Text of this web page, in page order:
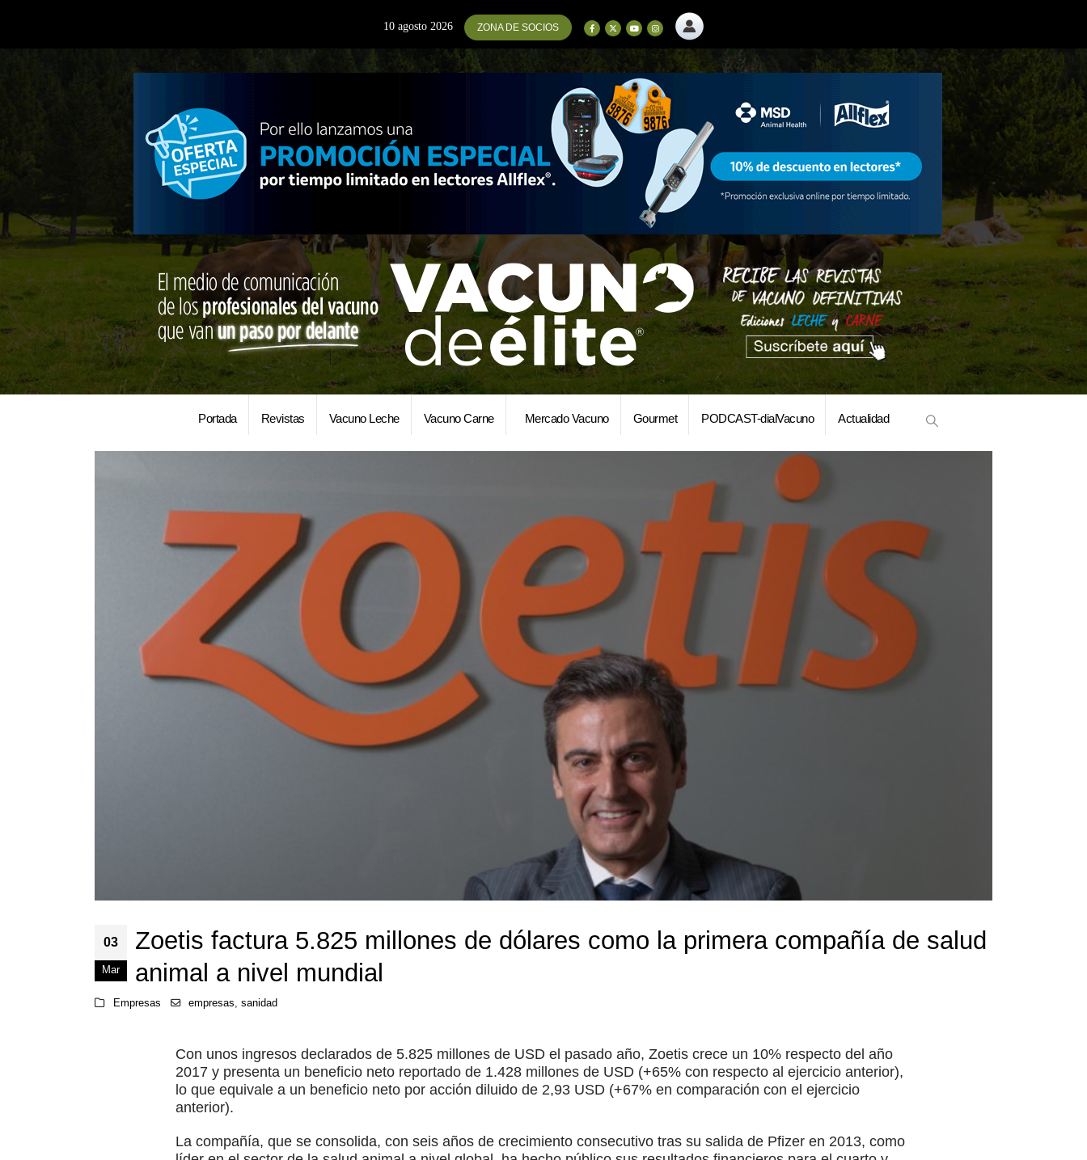
10 agosto 2026 ZONA DE SOCIOS
Portada Revistas Vacuno Leche Vacuno Carne Mercado Vacuno Gourmet PODCAST-dialVacuno Actualidad
03
Mar
Zoetis factura 5.825 millones de dólares como la primera compañía de salud
animal a nivel mundial
Empresas empresas,sanidad
Con unos ingresos declarados de 5.825 millones de USD el pasado año, Zoetis crece un 10% respecto del año
2017 y presenta un beneficio neto reportado de 1.428 millones de USD (+65% con respecto al ejercicio anterior),
lo que equivale a un beneficio neto por acción diluido de 2,93 USD (+67% en comparación con el ejercicio
anterior).
La compañía, que se consolida, con seis años de crecimiento consecutivo tras su salida de Pfizer en 2013, como